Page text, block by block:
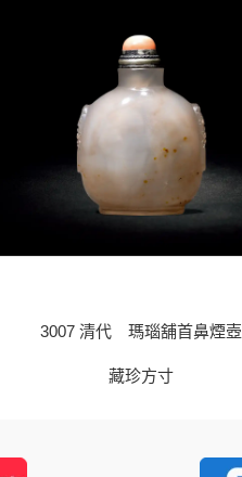
3007 清代 瑪瑙舖首鼻煙壺
藏珍方寸